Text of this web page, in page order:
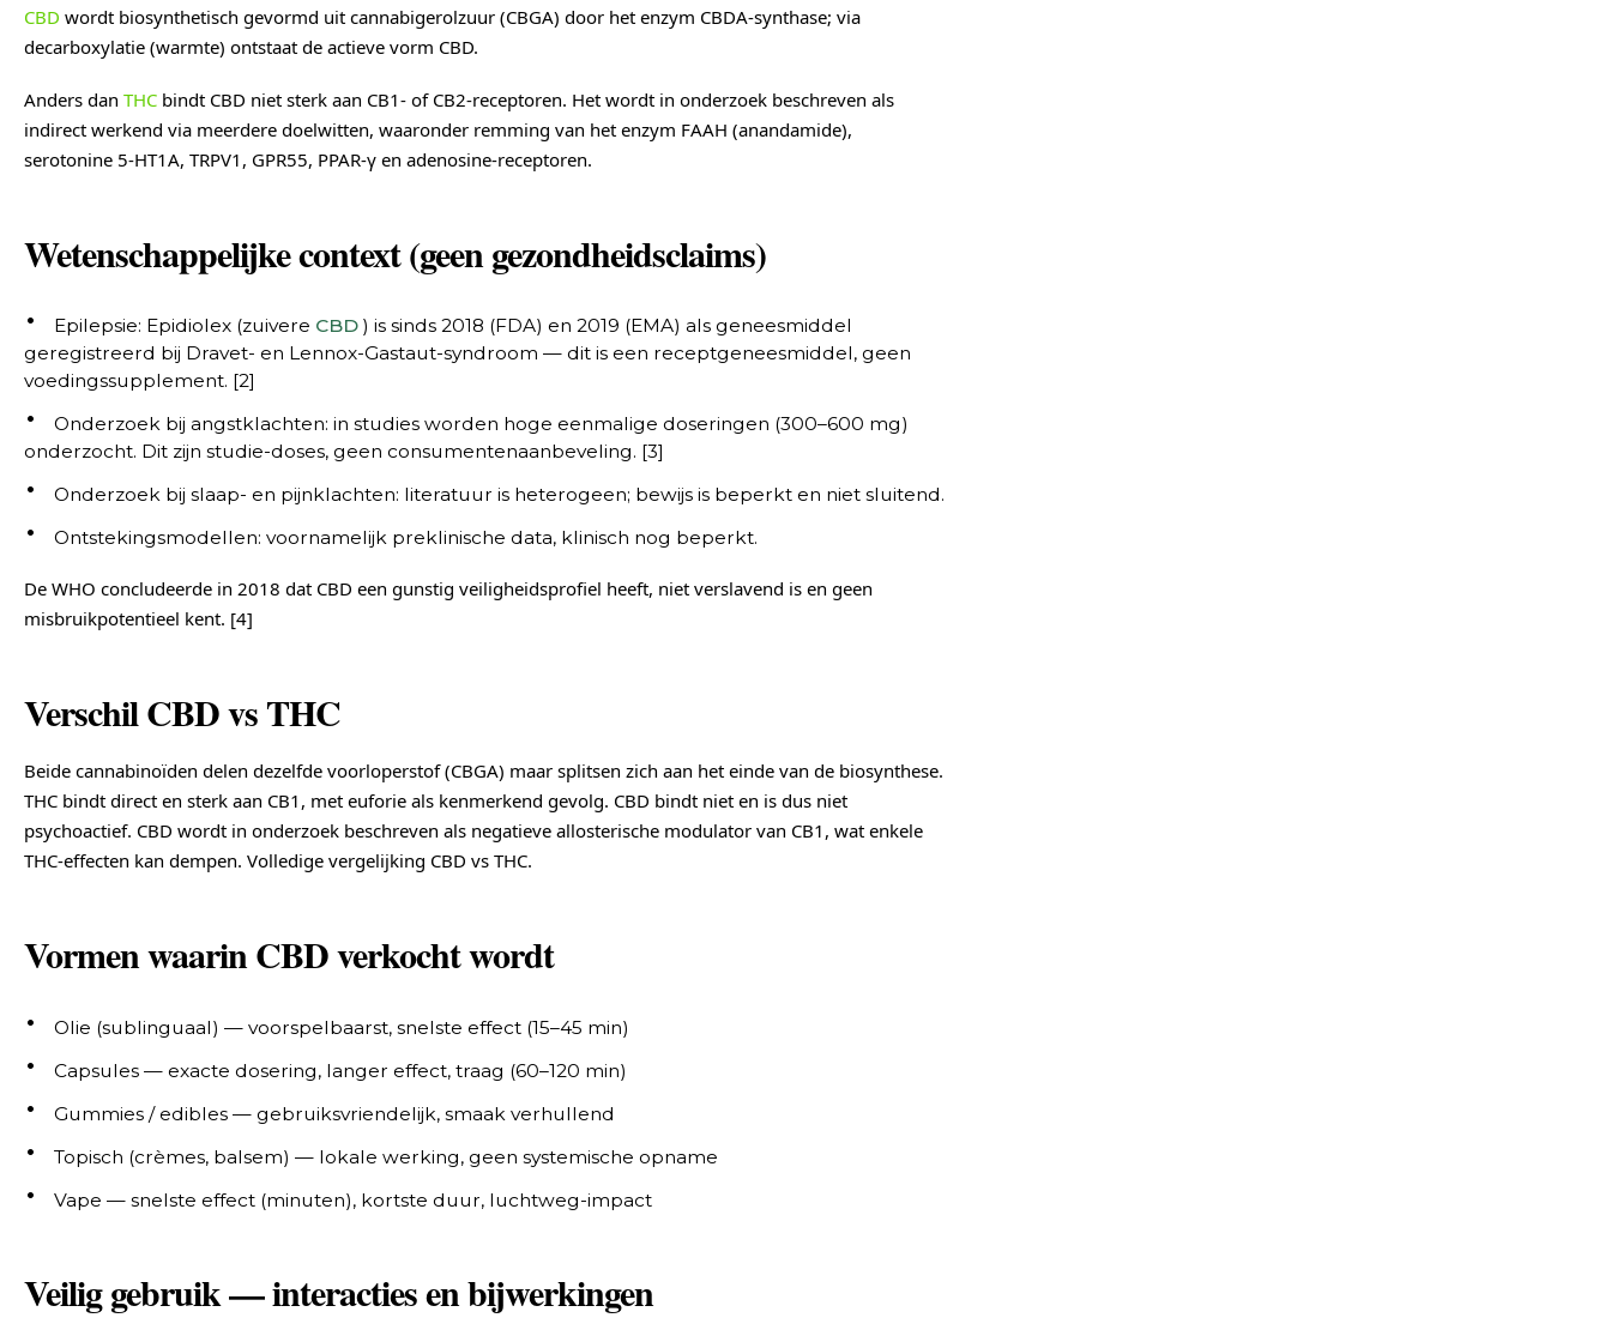
CBD wordt biosynthetisch gevormd uit cannabigerolzuur (CBGA) door het enzym CBDA-synthase; via
decarboxylatie (warmte) ontstaat de actieve vorm CBD.
Anders dan THC bindt CBD niet sterk aan CB1- of CB2-receptoren. Het wordt in onderzoek beschreven als
indirect werkend via meerdere doelwitten, waaronder remming van het enzym FAAH (anandamide),
serotonine 5-HT1A, TRPV1, GPR55, PPAR-γ en adenosine-receptoren.
Wetenschappelijke context (geen gezondheidsclaims)
Epilepsie: Epidiolex (zuivere CBD ) is sinds 2018 (FDA) en 2019 (EMA) als geneesmiddel
geregistreerd bij Dravet- en Lennox-Gastaut-syndroom — dit is een receptgeneesmiddel, geen
voedingssupplement. [2]
Onderzoek bij angstklachten: in studies worden hoge eenmalige doseringen (300–600 mg)
onderzocht. Dit zijn studie-doses, geen consumentenaanbeveling. [3]
Onderzoek bij slaap- en pijnklachten: literatuur is heterogeen; bewijs is beperkt en niet sluitend.
Ontstekingsmodellen: voornamelijk preklinische data, klinisch nog beperkt.
De WHO concludeerde in 2018 dat CBD een gunstig veiligheidsprofiel heeft, niet verslavend is en geen
misbruikpotentieel kent. [4]
Verschil CBD vs THC
Beide cannabinoïden delen dezelfde voorloperstof (CBGA) maar splitsen zich aan het einde van de biosynthese.
THC bindt direct en sterk aan CB1, met euforie als kenmerkend gevolg. CBD bindt niet en is dus niet
psychoactief. CBD wordt in onderzoek beschreven als negatieve allosterische modulator van CB1, wat enkele
THC-effecten kan dempen. Volledige vergelijking CBD vs THC.
Vormen waarin CBD verkocht wordt
Olie (sublinguaal) — voorspelbaarst, snelste effect (15–45 min)
Capsules — exacte dosering, langer effect, traag (60–120 min)
Gummies / edibles — gebruiksvriendelijk, smaak verhullend
Topisch (crèmes, balsem) — lokale werking, geen systemische opname
Vape — snelste effect (minuten), kortste duur, luchtweg-impact
Veilig gebruik — interacties en bijwerkingen